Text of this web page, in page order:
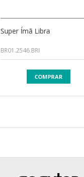
Super Ímã Libra
BR01.2546.BRI
COMPRAR